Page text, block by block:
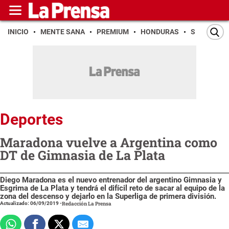
INICIO MENTE SANA PREMIUM HONDURAS SAN PEDRO
Deportes
Maradona vuelve a Argentina como
DT de Gimnasia de La Plata
Diego Maradona es el nuevo entrenador del argentino Gimnasia y
Esgrima de La Plata y tendrá el difícil reto de sacar al equipo de la
zona del descenso y dejarlo en la Superliga de primera división.
Actualizado: 06/09/2019-Redacción La Prensa